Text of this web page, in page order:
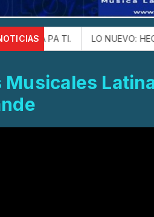
PA TI. LO NUEVO: HECTOR
Musicales